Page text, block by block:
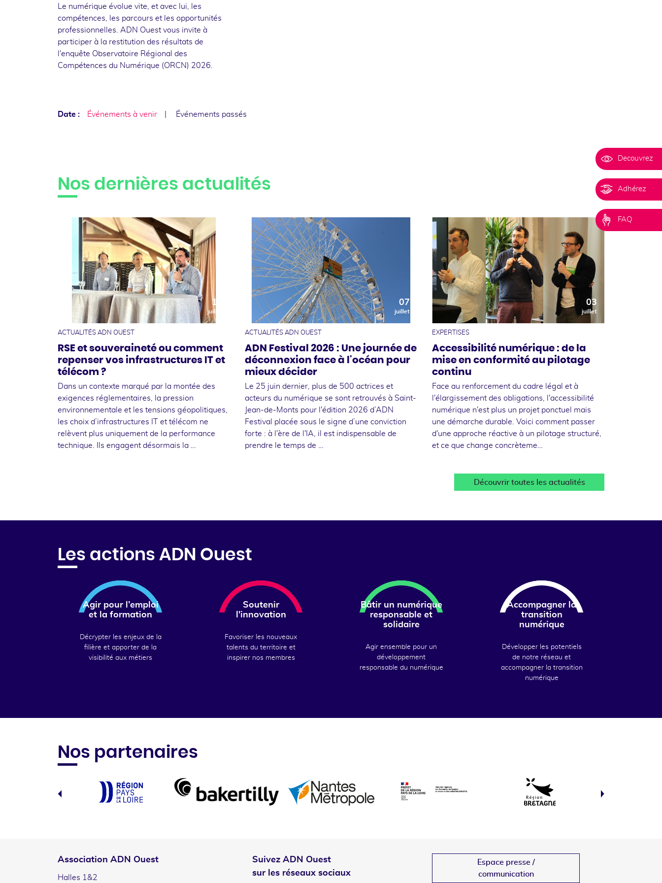
Le numérique évolue vite, et avec lui, les
compétences, les parcours et les opportunités
professionnelles. ADN Ouest vous invite à
participer à la restitution des résultats de
l'enquête Observatoire Régional des
Compétences du Numérique (ORCN) 2026.
Date : Événements à venir Événements passés
Decouvrez
Adhérez
FAQ
Nos dernières actualités
10
juillet
ACTUALITÉS ADN OUEST
RSE et souveraineté ou comment
repenser vos infrastructures IT et
télécom ?
Dans un contexte marqué par la montée des
exigences réglementaires, la pression
environnementale et les tensions géopolitiques,
les choix d’infrastructures IT et télécom ne
relèvent plus uniquement de la performance
technique. Ils engagent désormais la …
07
juillet
ACTUALITÉS ADN OUEST
ADN Festival 2026 : Une journée de
déconnexion face à l'océan pour
mieux décider
Le 25 juin dernier, plus de 500 actrices et
acteurs du numérique se sont retrouvés à Saint-
Jean-de-Monts pour l'édition 2026 d’ADN
Festival placée sous le signe d’une conviction
forte : à l'ère de l'IA, il est indispensable de
prendre le temps de …
03
juillet
EXPERTISES
Accessibilité numérique : de la
mise en conformité au pilotage
continu
Face au renforcement du cadre légal et à
l'élargissement des obligations, l'accessibilité
numérique n'est plus un projet ponctuel mais
une démarche durable. Voici comment passer
d'une approche réactive à un pilotage structuré,
et ce que change concrèteme…
Découvrir toutes les actualités
Les actions ADN Ouest
Agir pour l’emploi
et la formation
Décrypter les enjeux de la
filière et apporter de la
visibilité aux métiers
Soutenir
l'innovation
Favoriser les nouveaux
talents du territoire et
inspirer nos membres
Bâtir un numérique
responsable et
solidaire
Agir ensemble pour un
développement
responsable du numérique
Accompagner la
transition
numérique
Développer les potentiels
de notre réseau et
accompagner la transition
numérique
Nos partenaires
Association ADN Ouest
Halles 1&2
Suivez ADN Ouest
sur les réseaux sociaux
Espace presse /
communication